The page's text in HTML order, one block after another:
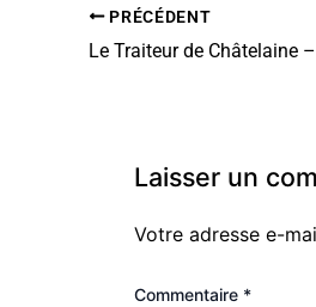
PRÉCÉDENT
Le Traiteur de Châtelaine
Laisser un
Votre adresse e-
Commentaire *